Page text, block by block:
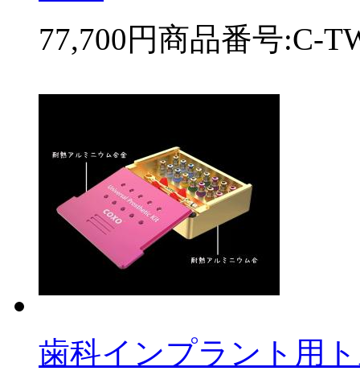
77,700円商品番号:C-
歯科インプラント用